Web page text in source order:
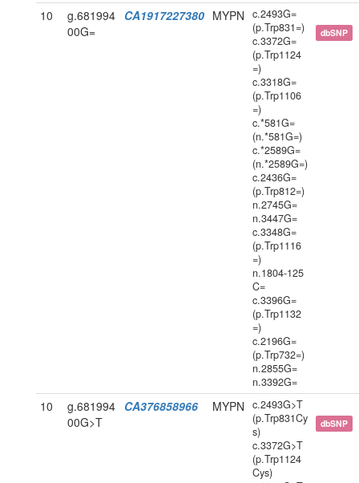
10
g.681994
00G=
CA1917227380 MYPN
c.2493G=
(p.Trp831=)
c.3372G=
(p.Trp1124
=)
c.3318G=
(p.Trp1106
=)
c.*581G=
(n.*581G=)
c.*2589G=
(n.*2589G=)
c.2436G=
(p.Trp812=)
n.2745G=
n.3447G=
c.3348G=
(p.Trp1116
=)
n.1804-125
C=
c.3396G=
(p.Trp1132
=)
c.2196G=
(p.Trp732=)
n.2855G=
n.3392G=
dbSNP
10
g.681994
00G>T
CA376858966 MYPN
c.2493G>T
(p.Trp831Cy
s)
c.3372G>T
(p.Trp1124
Cys)
dbSNP